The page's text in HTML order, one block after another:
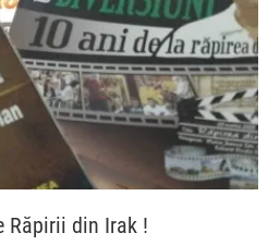
Răpirii din Irak !